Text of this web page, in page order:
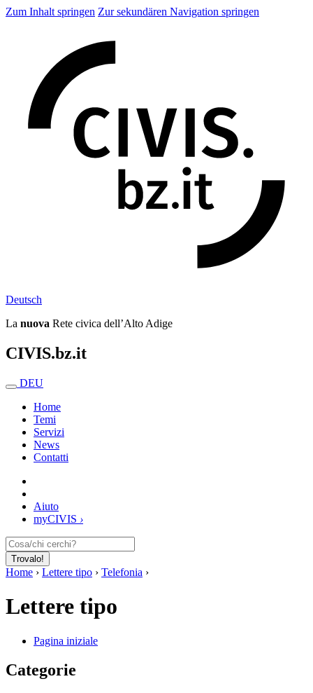
Zum Inhalt springen Zur sekundären Navigation springen
Deutsch
La nuova Rete civica dell’Alto Adige
CIVIS.bz.it
DEU
Home
Temi
Servizi
News
Contatti
Aiuto
myCIVIS ›
Trovalo!
Home › Lettere tipo › Telefonia ›
Lettere tipo
Pagina iniziale
Categorie